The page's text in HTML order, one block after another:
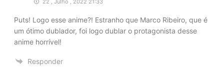
22 , Julho , 2022 21:33
Puts! Logo esse anime?! Estranho que Marco Ribeiro, que é
um ótimo dublador, foi logo dublar o protagonista desse
anime horrível!
Responder